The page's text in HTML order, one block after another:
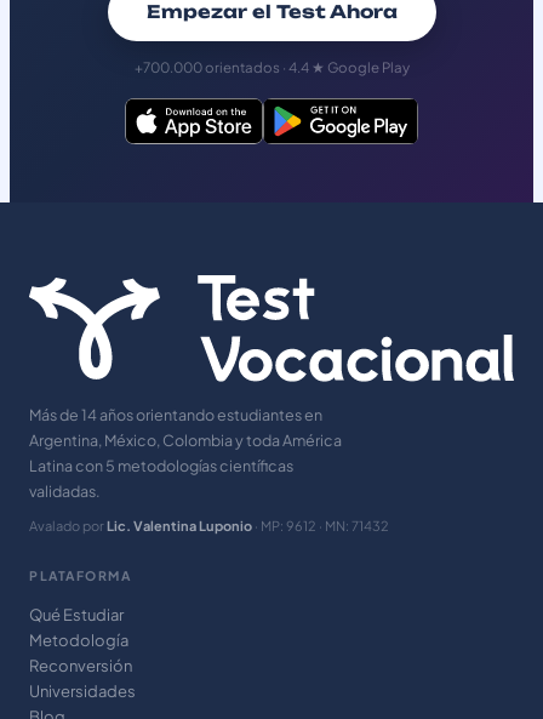
Empezar el Test Ahora
+700.000 orientados · 4.4 ★ Google Play
Más de 14 años orientando estudiantes en
Argentina, México, Colombia y toda América
Latina con 5 metodologías científicas
validadas.
Avalado por Lic. Valentina Luponio · MP: 9612 · MN: 71432
PLATAFORMA
Qué Estudiar
Metodología
Reconversión
Universidades